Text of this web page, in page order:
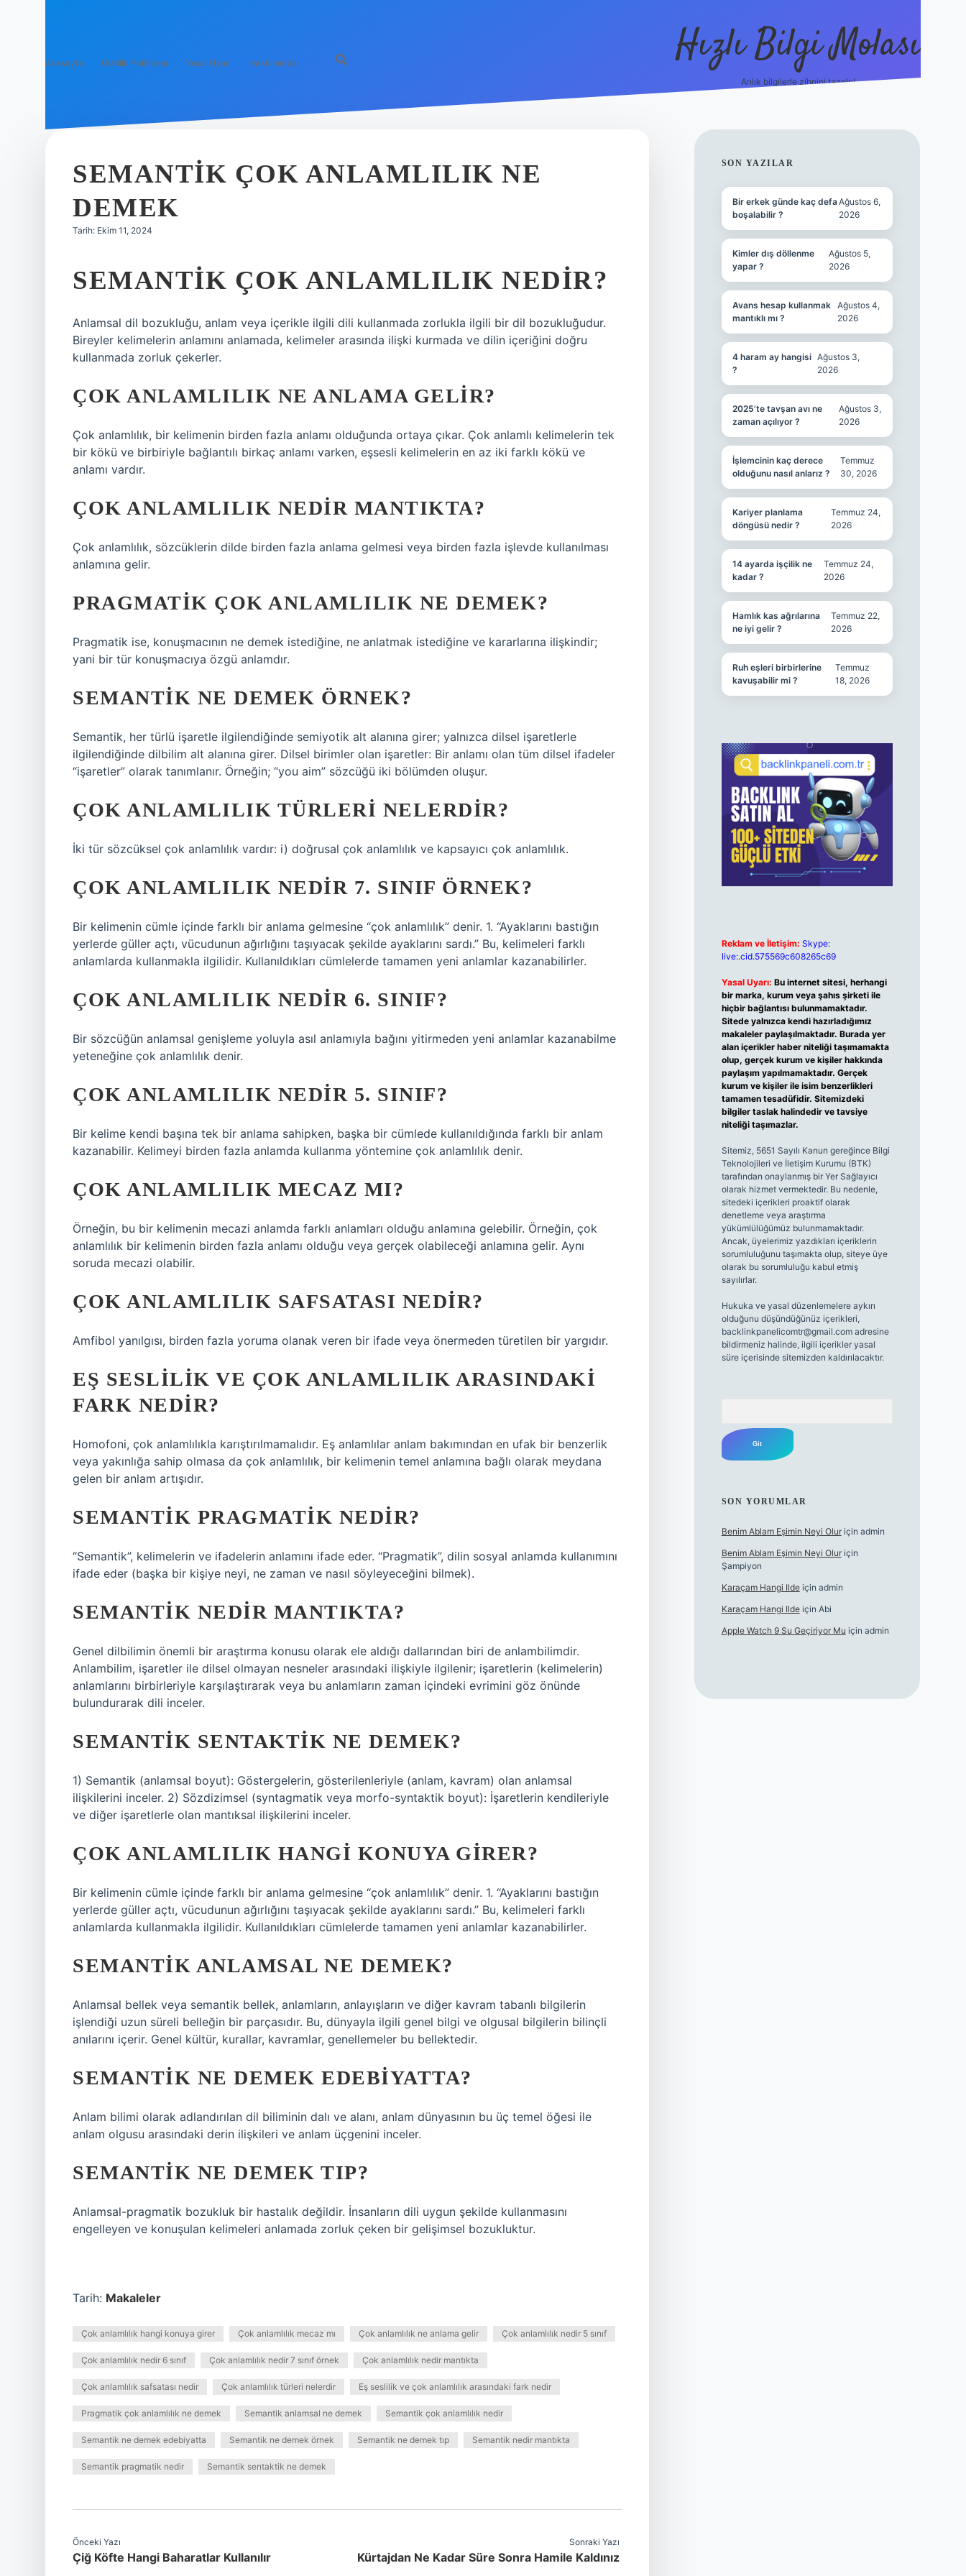
Anasayfa Gizlilik Politikası Yasal Uyarı Hakkımızda Hızlı Bilgi Molası
Anlık bilgilerle zihnini tazele!
SEMANTIK ÇOK ANLAMLILIK NE
DEMEK
Tarih: Ekim 11, 2024
SEMANTIK ÇOK ANLAMLILIK NEDIR?
Anlamsal dil bozukluğu, anlam veya içerikle ilgili dili kullanmada zorlukla ilgili bir dil bozukluğudur.
Bireyler kelimelerin anlamını anlamada, kelimeler arasında ilişki kurmada ve dilin içeriğini doğru
kullanmada zorluk çekerler.
ÇOK ANLAMLILIK NE ANLAMA GELIR?
Çok anlamlılık, bir kelimenin birden fazla anlamı olduğunda ortaya çıkar. Çok anlamlı kelimelerin tek
bir kökü ve birbiriyle bağlantılı birkaç anlamı varken, eşsesli kelimelerin en az iki farklı kökü ve
anlamı vardır.
ÇOK ANLAMLILIK NEDIR MANTIKTA?
Çok anlamlılık, sözcüklerin dilde birden fazla anlama gelmesi veya birden fazla işlevde kullanılması
anlamına gelir.
PRAGMATIK ÇOK ANLAMLILIK NE DEMEK?
Pragmatik ise, konuşmacının ne demek istediğine, ne anlatmak istediğine ve kararlarına ilişkindir;
yani bir tür konuşmacıya özgü anlamdır.
SEMANTIK NE DEMEK ÖRNEK?
Semantik, her türlü işaretle ilgilendiğinde semiyotik alt alanına girer; yalnızca dilsel işaretlerle
ilgilendiğinde dilbilim alt alanına girer. Dilsel birimler olan işaretler: Bir anlamı olan tüm dilsel ifadeler
“işaretler” olarak tanımlanır. Örneğin; “you aim” sözcüğü iki bölümden oluşur.
ÇOK ANLAMLILIK TÜRLERI NELERDIR?
İki tür sözcüksel çok anlamlılık vardır: i) doğrusal çok anlamlılık ve kapsayıcı çok anlamlılık.
ÇOK ANLAMLILIK NEDIR 7. SINIF ÖRNEK?
Bir kelimenin cümle içinde farklı bir anlama gelmesine “çok anlamlılık” denir. 1. “Ayaklarını bastığın
yerlerde güller açtı, vücudunun ağırlığını taşıyacak şekilde ayaklarını sardı.” Bu, kelimeleri farklı
anlamlarda kullanmakla ilgilidir. Kullanıldıkları cümlelerde tamamen yeni anlamlar kazanabilirler.
ÇOK ANLAMLILIK NEDIR 6. SINIF?
Bir sözcüğün anlamsal genişleme yoluyla asıl anlamıyla bağını yitirmeden yeni anlamlar kazanabilme
yeteneğine çok anlamlılık denir.
ÇOK ANLAMLILIK NEDIR 5. SINIF?
Bir kelime kendi başına tek bir anlama sahipken, başka bir cümlede kullanıldığında farklı bir anlam
kazanabilir. Kelimeyi birden fazla anlamda kullanma yöntemine çok anlamlılık denir.
ÇOK ANLAMLILIK MECAZ MI?
Örneğin, bu bir kelimenin mecazi anlamda farklı anlamları olduğu anlamına gelebilir. Örneğin, çok
anlamlılık bir kelimenin birden fazla anlamı olduğu veya gerçek olabileceği anlamına gelir. Aynı
soruda mecazi olabilir.
ÇOK ANLAMLILIK SAFSATASI NEDIR?
Amfibol yanılgısı, birden fazla yoruma olanak veren bir ifade veya önermeden türetilen bir yargıdır.
EŞ SESLILIK VE ÇOK ANLAMLILIK ARASINDAKI
FARK NEDIR?
Homofoni, çok anlamlılıkla karıştırılmamalıdır. Eş anlamlılar anlam bakımından en ufak bir benzerlik
veya yakınlığa sahip olmasa da çok anlamlılık, bir kelimenin temel anlamına bağlı olarak meydana
gelen bir anlam artışıdır.
SEMANTIK PRAGMATIK NEDIR?
“Semantik”, kelimelerin ve ifadelerin anlamını ifade eder. “Pragmatik”, dilin sosyal anlamda kullanımını
ifade eder (başka bir kişiye neyi, ne zaman ve nasıl söyleyeceğini bilmek).
SEMANTIK NEDIR MANTIKTA?
Genel dilbilimin önemli bir araştırma konusu olarak ele aldığı dallarından biri de anlambilimdir.
Anlambilim, işaretler ile dilsel olmayan nesneler arasındaki ilişkiyle ilgilenir; işaretlerin (kelimelerin)
anlamlarını birbirleriyle karşılaştırarak veya bu anlamların zaman içindeki evrimini göz önünde
bulundurarak dili inceler.
SEMANTIK SENTAKTIK NE DEMEK?
1) Semantik (anlamsal boyut): Göstergelerin, gösterilenleriyle (anlam, kavram) olan anlamsal
ilişkilerini inceler. 2) Sözdizimsel (syntagmatik veya morfo-syntaktik boyut): İşaretlerin kendileriyle
ve diğer işaretlerle olan mantıksal ilişkilerini inceler.
ÇOK ANLAMLILIK HANGI KONUYA GIRER?
Bir kelimenin cümle içinde farklı bir anlama gelmesine “çok anlamlılık” denir. 1. “Ayaklarını bastığın
yerlerde güller açtı, vücudunun ağırlığını taşıyacak şekilde ayaklarını sardı.” Bu, kelimeleri farklı
anlamlarda kullanmakla ilgilidir. Kullanıldıkları cümlelerde tamamen yeni anlamlar kazanabilirler.
SEMANTIK ANLAMSAL NE DEMEK?
Anlamsal bellek veya semantik bellek, anlamların, anlayışların ve diğer kavram tabanlı bilgilerin
işlendiği uzun süreli belleğin bir parçasıdır. Bu, dünyayla ilgili genel bilgi ve olgusal bilgilerin bilinçli
anılarını içerir. Genel kültür, kurallar, kavramlar, genellemeler bu bellektedir.
SEMANTIK NE DEMEK EDEBIYATTA?
Anlam bilimi olarak adlandırılan dil biliminin dalı ve alanı, anlam dünyasının bu üç temel öğesi ile
anlam olgusu arasındaki derin ilişkileri ve anlam üçgenini inceler.
SEMANTIK NE DEMEK TIP?
Anlamsal-pragmatik bozukluk bir hastalık değildir. İnsanların dili uygun şekilde kullanmasını
engelleyen ve konuşulan kelimeleri anlamada zorluk çeken bir gelişimsel bozukluktur.
Tarih: Makaleler
Çok anlamlılık hangi konuya girer Çok anlamlılık mecaz mı Çok anlamlılık ne anlama gelir Çok anlamlılık nedir 5 sınıf
Çok anlamlılık nedir 6 sınıf Çok anlamlılık nedir 7 sınıf örnek Çok anlamlılık nedir mantıkta
Çok anlamlılık safsatası nedir Çok anlamlılık türleri nelerdir Eş seslilik ve çok anlamlılık arasındaki fark nedir
Pragmatik çok anlamlılık ne demek Semantik anlamsal ne demek Semantik çok anlamlılık nedir
Semantik ne demek edebiyatta Semantik ne demek örnek Semantik ne demek tıp Semantik nedir mantıkta
Semantik pragmatik nedir Semantik sentaktik ne demek
Önceki Yazı
Çiğ Köfte Hangi Baharatlar Kullanılır
Sonraki Yazı
Kürtajdan Ne Kadar Süre Sonra Hamile Kaldınız
SIDEBAR
SON YAZILAR
Bir erkek günde kaç defa
boşalabilir ?
Ağustos 6,
2026
Kimler dış döllenme
yapar ?
Ağustos 5,
2026
Avans hesap kullanmak
mantıklı mı ?
Ağustos 4,
2026
4 haram ay hangisi
?
Ağustos 3,
2026
2025’te tavşan avı ne
zaman açılıyor ?
Ağustos 3,
2026
İşlemcinin kaç derece
olduğunu nasıl anlarız ?
Temmuz
30, 2026
Kariyer planlama
döngüsü nedir ?
Temmuz 24,
2026
14 ayarda işçilik ne
kadar ?
Temmuz 24,
2026
Hamlık kas ağrılarına
ne iyi gelir ?
Temmuz 22,
2026
Ruh eşleri birbirlerine
kavuşabilir mi ?
Temmuz
18, 2026
Reklam ve İletişim: Skype:
live:.cid.575569c608265c69
Yasal Uyarı: Bu internet sitesi, herhangi
bir marka, kurum veya şahıs şirketi ile
hiçbir bağlantısı bulunmamaktadır.
Sitede yalnızca kendi hazırladığımız
makaleler paylaşılmaktadır. Burada yer
alan içerikler haber niteliği taşımamakta
olup, gerçek kurum ve kişiler hakkında
paylaşım yapılmamaktadır. Gerçek
kurum ve kişiler ile isim benzerlikleri
tamamen tesadüfidir. Sitemizdeki
bilgiler taslak halindedir ve tavsiye
niteliği taşımazlar.
Sitemiz, 5651 Sayılı Kanun gereğince Bilgi
Teknolojileri ve İletişim Kurumu (BTK)
tarafından onaylanmış bir Yer Sağlayıcı
olarak hizmet vermektedir. Bu nedenle,
sitedeki içerikleri proaktif olarak
denetleme veya araştırma
yükümlülüğümüz bulunmamaktadır.
Ancak, üyelerimiz yazdıkları içeriklerin
sorumluluğunu taşımakta olup, siteye üye
olarak bu sorumluluğu kabul etmiş
sayılırlar.
Hukuka ve yasal düzenlemelere aykırı
olduğunu düşündüğünüz içerikleri,
backlinkpanelicomtr@gmail.comadresine
bildirmeniz halinde, ilgili içerikler yasal
süre içerisinde sitemizden kaldırılacaktır.
SON YORUMLAR
Benim Ablam Eşimin Neyi Oluriçin admin
Benim Ablam Eşimin Neyi Oluriçin
Şampiyon
Karaçam Hangi Ildeiçin admin
Karaçam Hangi Ildeiçin Abi
Apple Watch 9 Su Geçiriyor Mu için admin
ilbet mobil